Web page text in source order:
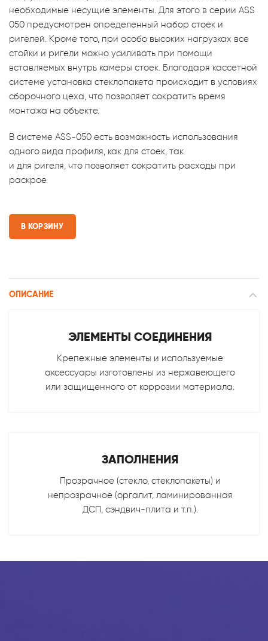
необходимые несущие элементы. Для этого в серии ASS
050 предусмотрен определенный набор стоек и
ригелей. Кроме того, при особо высоких нагрузках все
стойки и ригели можно усиливать при помощи
вставляемых внутрь камеры стоек. Благодаря кассетной
системе установка стеклопакета происходит в условиях
сборочного цеха, что позволяет сократить время
монтажа на объекте.
В системе ASS-050 есть возможность использования
одного вида профиля, как для стоек, так
и для ригеля, что позволяет сократить расходы при
раскрое.
В КОРЗИНУ
ОПИСАНИЕ
ЭЛЕМЕНТЫ СОЕДИНЕНИЯ
Крепежные элементы и используемые
аксессуары изготовлены из нержавеющего
или защищенного от коррозии материала.
ЗАПОЛНЕНИЯ
Прозрачное (стекло, стеклопакеты) и
непрозрачное (оргалит, ламинированная
ДСП, сэндвич-плита и т.п.).